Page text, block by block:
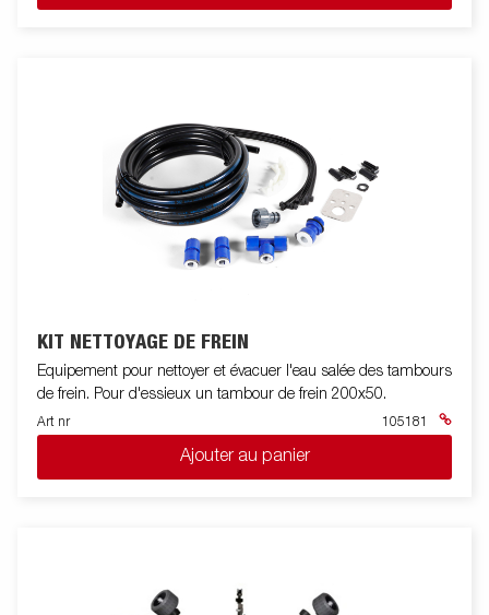
KIT NETTOYAGE DE FREIN
Equipement pour nettoyer et évacuer l'eau salée des tambours
de frein. Pour d'essieux un tambour de frein 200x50.
Art nr 105181
Ajouter au panier